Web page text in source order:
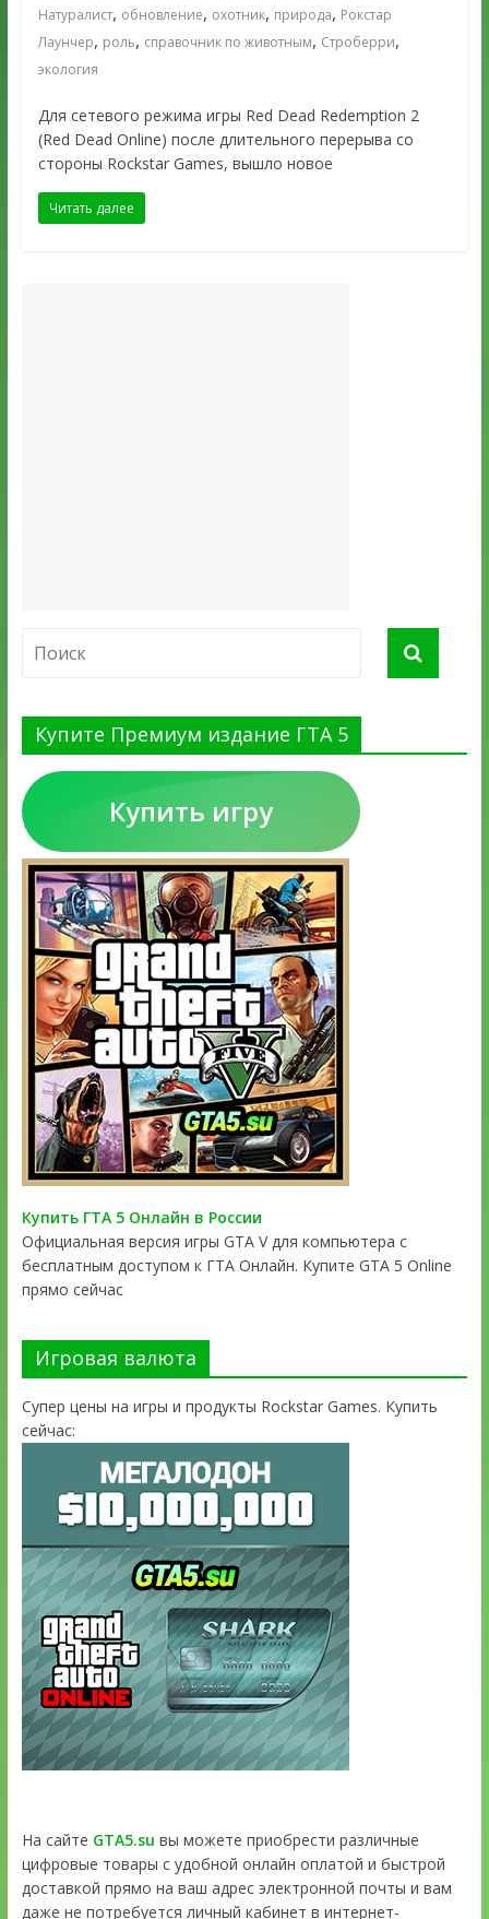
Натуралист, обновление, охотник, природа, Рокстар
Лаунчер, роль, справочник по животным, Строберри,
экология
Для сетевого режима игры Red Dead Redemption 2
(Red Dead Online) после длительного перерыва со
стороны Rockstar Games, вышло новое
Читать далее
Купите Премиум издание ГТА 5
Купить игру
Купить ГТА 5 Онлайн в России
Официальная версия игры GTA V для компьютера с
бесплатным доступом к ГТА Онлайн. Купите GTA 5 Online
прямо сейчас
Игровая валюта
Супер цены на игры и продукты Rockstar Games. Купить
сейчас:
На сайте GTA5.su вы можете приобрести различные
цифровые товары с удобной онлайн оплатой и быстрой
доставкой прямо на ваш адрес электронной почты и вам
даже не потребуется личный кабинет в интернет-